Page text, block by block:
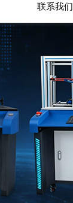
联系我们